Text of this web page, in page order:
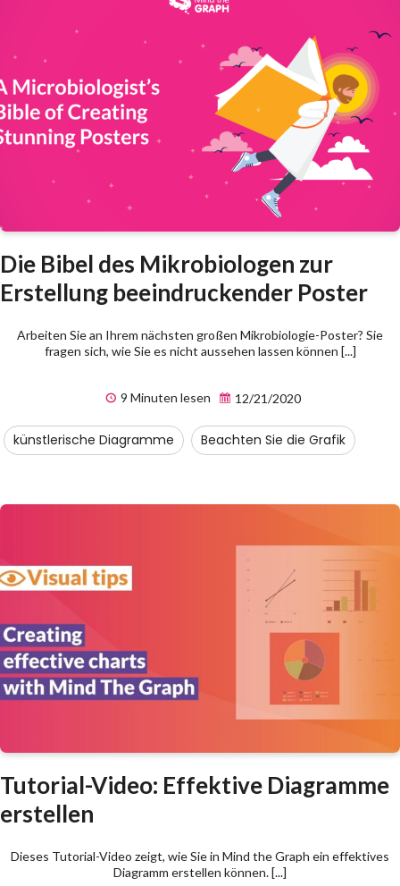
Die Bibel des Mikrobiologen zur
Erstellung beeindruckender Poster
Arbeiten Sie an Ihrem nächsten großen Mikrobiologie-Poster? Sie
fragen sich, wie Sie es nicht aussehen lassen können [...]
9 Minuten lesen 12/21/2020
künstlerische Diagramme Beachten Sie die Grafik
Tutorial-Video: Effektive Diagramme
erstellen
Dieses Tutorial-Video zeigt, wie Sie in Mind the Graph ein effektives
Diagramm erstellen können. [...]